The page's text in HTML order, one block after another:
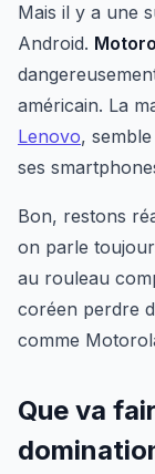
Mais il y a une
Android.
américain. La
Lenovo,
ses
Bon, restons
on parle
au rouleau
coréen perdre
comme
Que va